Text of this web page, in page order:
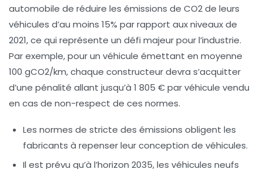
automobile de réduire les émissions de CO2de leurs
véhicules d’au moins 15% par rapport aux niveaux de
2021, ce qui représente un défi majeur pour l’industrie.
Par exemple, pour un véhicule émettant en moyenne
100 gCO2/km, chaque constructeur devra s’acquitter
d’une pénalité allant jusqu’à 1 805 €par véhicule vendu
en cas de non-respect de ces normes.
Les normes de stricte des émissions obligent les
fabricants à repenser leur conception de véhicules.
Il est prévu qu’à l’horizon 2035, les véhicules neufs